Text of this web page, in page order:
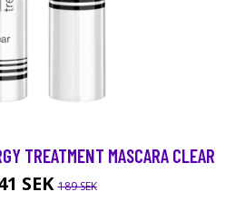
TREATMENT MASCARA CLEAR
SEK189 SEK